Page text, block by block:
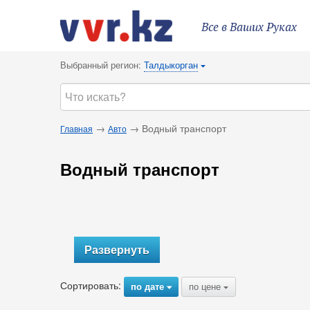
Все в Ваших Руках
Выбранный регион: Талдыкорган {
Главная → Авто → Водный транспорт
Водный транспорт
Развернуть
Сортировать: по дате{ по цене {